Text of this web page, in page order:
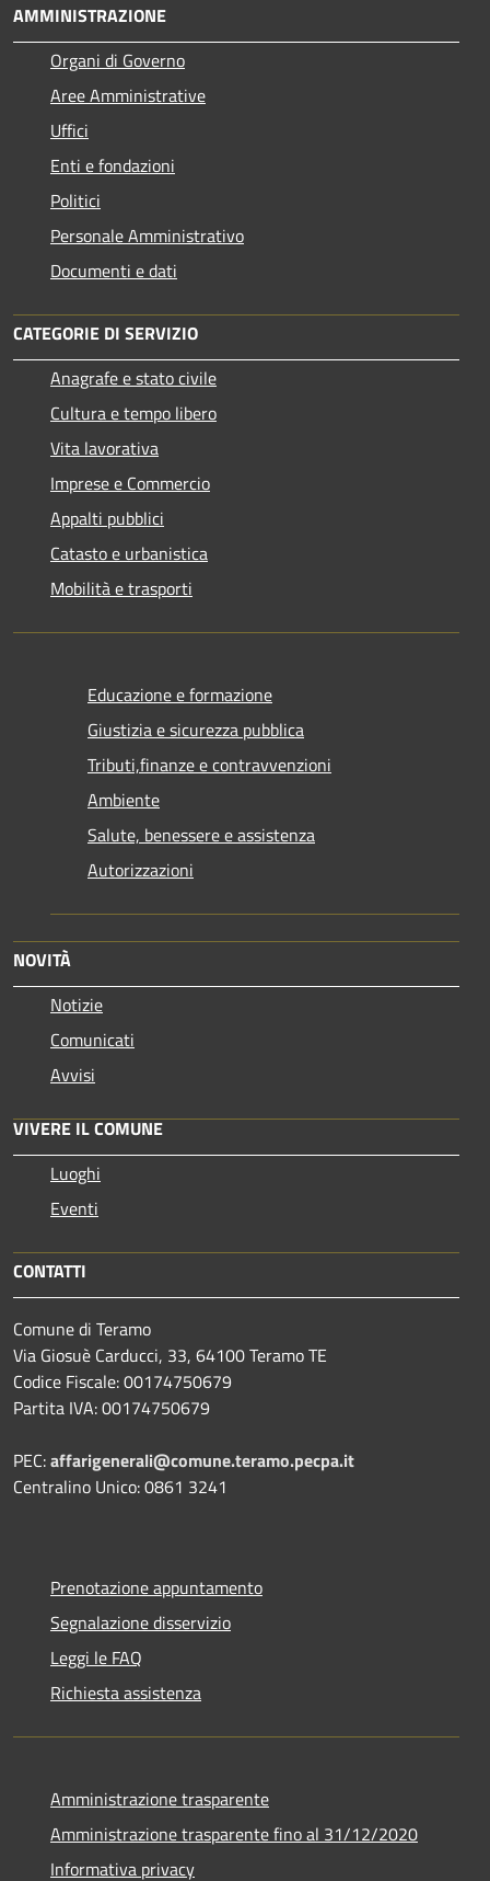
AMMINISTRAZIONE
Organi di Governo
Aree Amministrative
Uffici
Enti e fondazioni
Politici
Personale Amministrativo
Documenti e dati
CATEGORIE DI SERVIZIO
Anagrafe e stato civile
Cultura e tempo libero
Vita lavorativa
Imprese e Commercio
Appalti pubblici
Catasto e urbanistica
Mobilità e trasporti
Educazione e formazione
Giustizia e sicurezza pubblica
Tributi,finanze e contravvenzioni
Ambiente
Salute, benessere e assistenza
Autorizzazioni
NOVITÀ
Notizie
Comunicati
Avvisi
VIVERE IL COMUNE
Luoghi
Eventi
CONTATTI
Comune di Teramo
Via Giosuè Carducci, 33, 64100 Teramo TE
Codice Fiscale: 00174750679
Partita IVA: 00174750679
PEC:affarigenerali@comune.teramo.pecpa.it
Centralino Unico: 0861 3241
Prenotazione appuntamento
Segnalazione disservizio
Leggi le FAQ
Richiesta assistenza
Amministrazione trasparente
Amministrazione trasparente fino al 31/12/2020
Informativa privacy